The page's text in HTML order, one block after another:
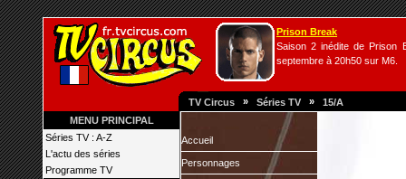
Prison Break
Saison 2 inédite de Prison
septembre à 20h50 sur M6.
TV Circus » Séries TV » 15/A
MENU PRINCIPAL
Séries TV : A-Z
L'actu des séries
Programme TV
Accueil
Personnages